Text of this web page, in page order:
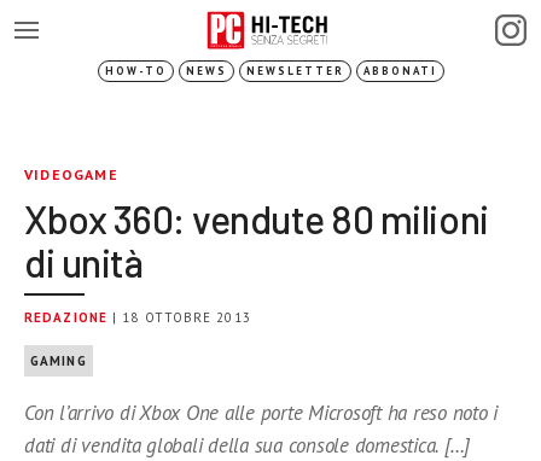
HOW-TO NEWS NEWSLETTER ABBONATI
VIDEOGAME
Xbox 360: vendute 80 milioni
di unità
REDAZIONE | 18 OTTOBRE 2013
GAMING
Con l’arrivo di Xbox One alle porte Microsoft ha reso noto i
dati di vendita globali della sua console domestica. […]